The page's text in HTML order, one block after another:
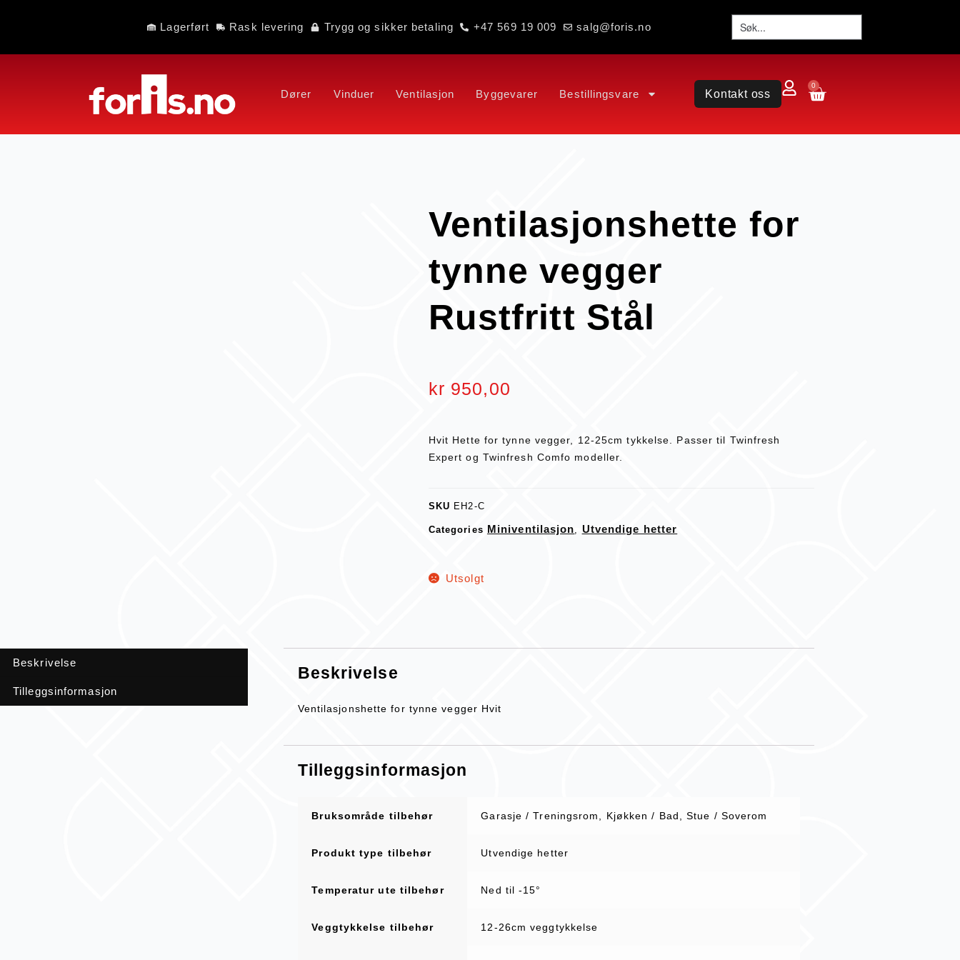
Lagerført Rask levering Trygg og sikker betaling +47 569 19 009 salg@foris.no
Dører Vinduer Ventilasjon Byggevarer Bestillingsvare Kontakt oss
0
Ventilasjonshette for
tynne vegger
Rustfritt Stål
kr 950,00
Hvit Hette for tynne vegger, 12-25cm tykkelse. Passer til Twinfresh
Expert og Twinfresh Comfo modeller.
SKU EH2-C
Categories Miniventilasjon, Utvendige hetter
Utsolgt
Beskrivelse
Tilleggsinformasjon
Beskrivelse
Ventilasjonshette for tynne vegger Hvit
Tilleggsinformasjon
Bruksområde tilbehør Garasje / Treningsrom, Kjøkken / Bad, Stue / Soverom
Produkt type tilbehør Utvendige hetter
Temperatur ute tilbehør Ned til -15°
Veggtykkelse tilbehør 12-26cm veggtykkelse